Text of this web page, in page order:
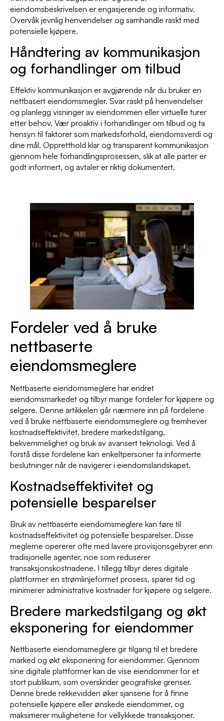
eiendomsbeskrivelsen er engasjerende og informativ.
Overvåk jevnlig henvendelser og samhandle raskt med
potensielle kjøpere.
Håndtering av kommunikasjon
og forhandlinger om tilbud
Effektiv kommunikasjon er avgjørende når du bruker en
nettbasert eiendomsmegler. Svar raskt på henvendelser
og planlegg visninger av eiendommen eller virtuelle turer
etter behov. Vær proaktiv i forhandlinger om tilbud og ta
hensyn til faktorer som markedsforhold, eiendomsverdi og
dine mål. Oppretthold klar og transparent kommunikasjon
gjennom hele forhandlingsprosessen, slik at alle parter er
godt informert, og avtaler er riktig dokumentert.
Fordeler ved å bruke
nettbaserte
eiendomsmeglere
Nettbaserte eiendomsmeglere har endret
eiendomsmarkedet og tilbyr mange fordeler for kjøpere og
selgere. Denne artikkelen går nærmere inn på fordelene
ved å bruke nettbaserte eiendomsmeglere og fremhever
kostnadseffektivitet, bredere markedstilgang,
bekvemmelighet og bruk av avansert teknologi. Ved å
forstå disse fordelene kan enkeltpersoner ta informerte
beslutninger når de navigerer i eiendomslandskapet.
Kostnadseffektivitet og
potensielle besparelser
Bruk av nettbaserte eiendomsmeglere kan føre til
kostnadseffektivitet og potensielle besparelser. Disse
meglerne opererer ofte med lavere provisjonsgebyrer enn
tradisjonelle agenter, noe som reduserer
transaksjonskostnadene. I tillegg tilbyr deres digitale
plattformer en strømlinjeformet prosess, sparer tid og
minimerer administrative kostnader for kjøpere og selgere.
Bredere markedstilgang og økt
eksponering for eiendommer
Nettbaserte eiendomsmeglere gir tilgang til et bredere
marked og økt eksponering for eiendommer. Gjennom
sine digitale plattformer kan de vise eiendommer for et
stort publikum, som overskrider geografiske grenser.
Denne brede rekkevidden øker sjansene for å finne
potensielle kjøpere eller ønskede eiendommer, og
maksimerer mulighetene for vellykkede transaksjoner.